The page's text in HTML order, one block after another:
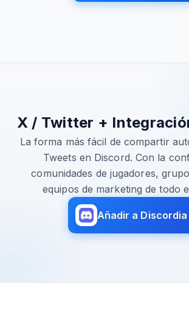
X / Twitter +
La forma más fácil de compartir
Tweets en Discord. Con la
comunidades de jugadores,
equipos de marketing de todo
Añadir a Discordia